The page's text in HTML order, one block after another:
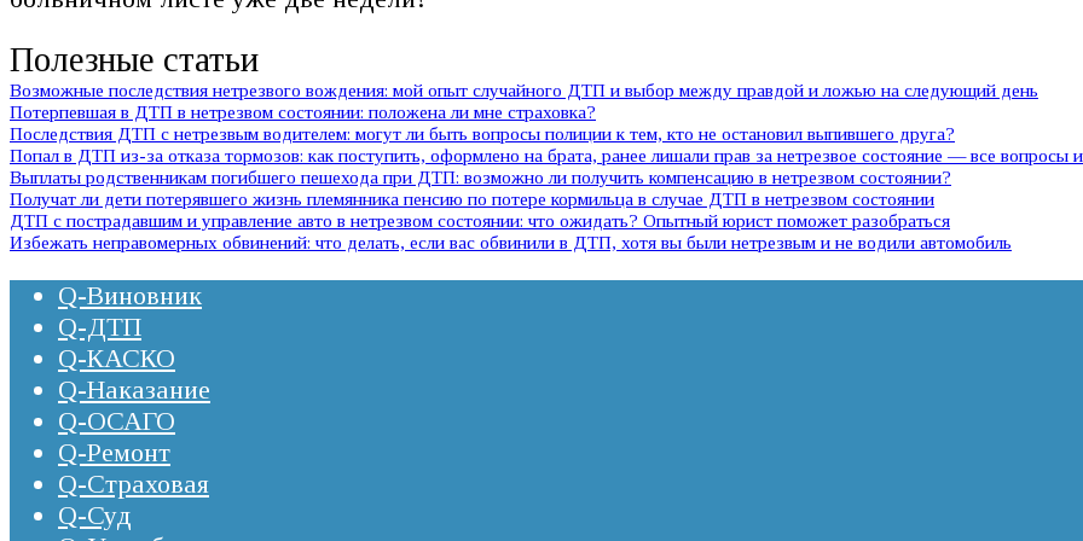
Полезные статьи
Возможные последствия нетрезвого вождения: мой опыт случайного ДТП и выбор между правдой и ложью на следующий день
Потерпевшая в ДТП в нетрезвом состоянии: положена ли мне страховка?
Последствия ДТП с нетрезвым водителем: могут ли быть вопросы полиции к тем, кто не остановил выпившего друга?
Попал в ДТП из-за отказа тормозов: как поступить, оформлено на брата, ранее лишали прав за нетрезвое состояние — все вопросы
Выплаты родственникам погибшего пешехода при ДТП: возможно ли получить компенсацию в нетрезвом состоянии?
Получат ли дети потерявшего жизнь племянника пенсию по потере кормильца в случае ДТП в нетрезвом состоянии
ДТП с пострадавшим и управление авто в нетрезвом состоянии: что ожидать? Опытный юрист поможет разобраться
Избежать неправомерных обвинений: что делать, если вас обвинили в ДТП, хотя вы были нетрезвым и не водили автомобиль
Q-Виновник
Q-ДТП
Q-КАСКО
Q-Наказание
Q-ОСАГО
Q-Ремонт
Q-Страховая
Q-Суд